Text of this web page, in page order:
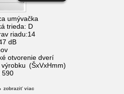
umývačka
trieda: D
riadu:14
dB
otvorenie dverí
(ŠxVxHmm)
590
zobraziť viac